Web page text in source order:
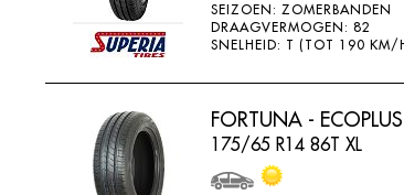
SEIZOEN: ZOMERBANDEN
DRAAGVERMOGEN: 82
SNELHEID: T (TOT 190 KM/
FORTUNA -
175/65 R14 86T XL